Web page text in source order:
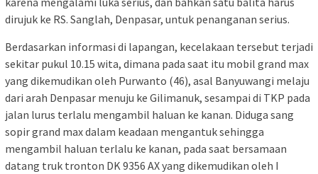
dirujuk ke RS. Sanglah, Denpasar, untuk penanganan serius.
Berdasarkan informasi di lapangan, kecelakaan tersebut terjadi
sekitar pukul 10.15 wita, dimana pada saat itu mobil grand max
yang dikemudikan oleh Purwanto (46), asal Banyuwangi melaju
dari arah Denpasar menuju ke Gilimanuk, sesampai di TKP pada
jalan lurus terlalu mengambil haluan ke kanan. Diduga sang
sopir grand max dalam keadaan mengantuk sehingga
mengambil haluan terlalu ke kanan, pada saat bersamaan
datang truk tronton DK 9356 AX yang dikemudikan oleh I